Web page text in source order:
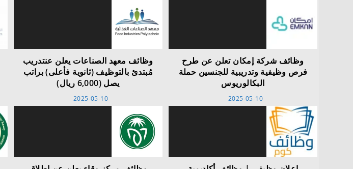
وظائف معهد الصناعات يعلن عنتدريب
مُبتدئ بالتوظيف (ثانوية فأعلى) براتب
يصل (6,000 ريال)
2025-05-10
وظائف شركة إمكان تعلن عن طرح
فرص وظيفية وتدريبية للجنسين حملة
البكالوريوس
2025-05-10